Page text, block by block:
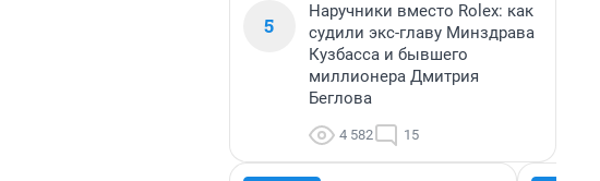
5
Наручники вместо Rolex: как
судили экс-главу Минздрава
Кузбасса и бывшего
миллионера Дмитрия
Беглова
4 582 15